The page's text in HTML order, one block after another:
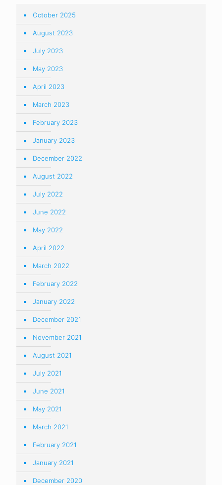
October 2025
August 2023
July 2023
May 2023
April 2023
March 2023
February 2023
January 2023
December 2022
August 2022
July 2022
June 2022
May 2022
April 2022
March 2022
February 2022
January 2022
December 2021
November 2021
August 2021
July 2021
June 2021
May 2021
March 2021
February 2021
January 2021
December 2020